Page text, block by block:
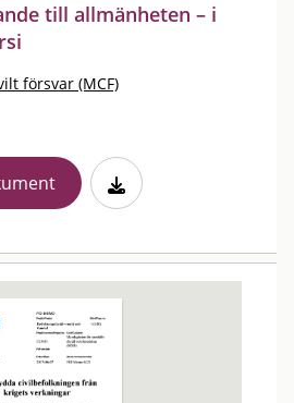
till allmänheten – i
försvar (MCF)